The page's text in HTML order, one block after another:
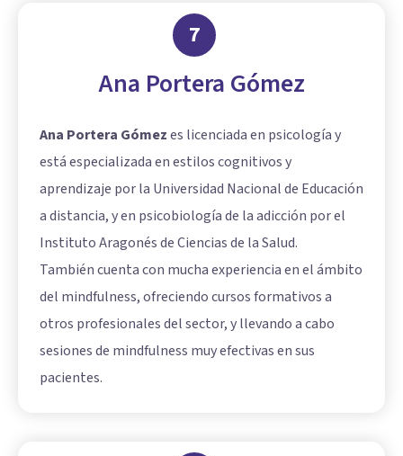
7
Ana Portera Gómez
Ana Portera Gómezes licenciada en psicología y
está especializada en estilos cognitivos y
aprendizaje por la Universidad Nacional de Educación
a distancia, y en psicobiología de la adicción por el
Instituto Aragonés de Ciencias de la Salud.
También cuenta con mucha experiencia en el ámbito
del mindfulness, ofreciendo cursos formativos a
otros profesionales del sector, y llevando a cabo
sesiones de mindfulness muy efectivas en sus
pacientes.